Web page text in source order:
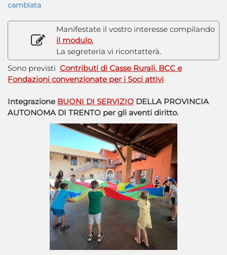
cambiata
Manifestate il vostro interesse compilando
il modulo.
La segreteria vi ricontatterà.
Sono previsti Contributi di Casse Rurali, BCC e
Fondazioni convenzionate per i Soci attivi
Integrazione BUONI DI SERVIZIO DELLA PROVINCIA
AUTONOMA DI TRENTO per gli aventi diritto.